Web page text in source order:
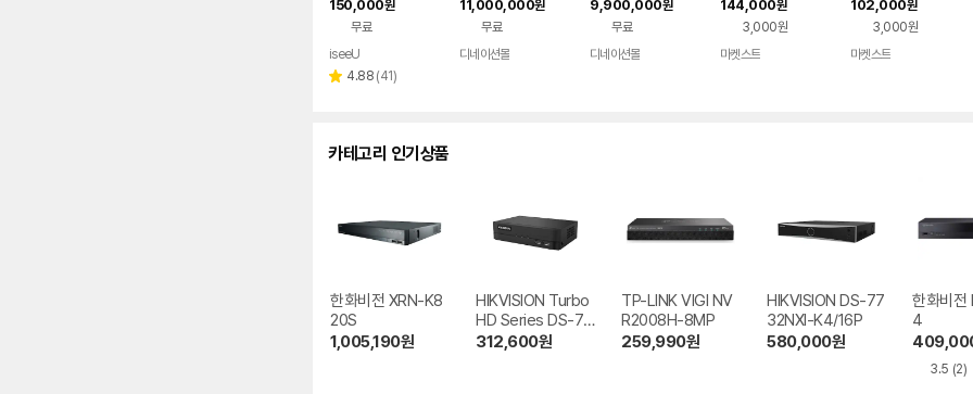
150,000원
무료
iseeU
별 4.88 리
(41)
TA 웹게이트
11,000,000원
무료
디네이션몰
TA 웹게이트
9,900,000원
무료
디네이션몰
GI NVR1016H
144,000원
3,000원
마켓스트
VR1104H-4P
102,000원
3,000원
마켓스트
카테고리 인기상품
한화비전 XRN-K8
20S
1,005,190원
HIKVISION Turbo
HD Series DS-72
04H Mini SSD ST
312,600원
TP-LINK VIGI NV
R2008H-8MP
259,990원
HIKVISION DS-77
32NXI-K4/16P
580,000원
한화비
4
3.5 (2)